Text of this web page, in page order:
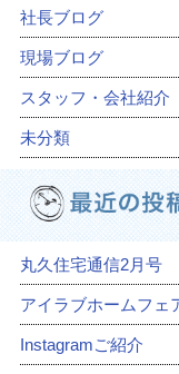
社長ブログ
現場ブログ
スタッフ・会社紹介
未分類
丸久住宅通信2月号
アイラブホームフェ
Instagramご紹介